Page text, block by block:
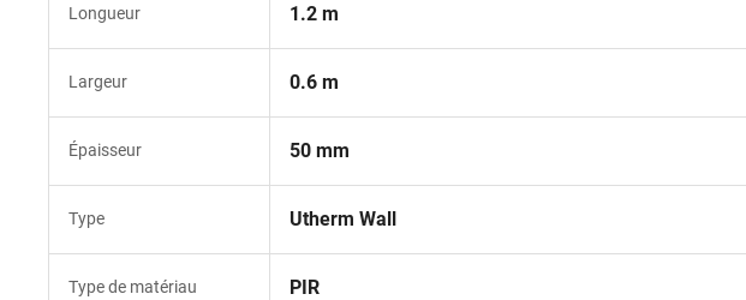
Longueur 1.2 m
Largeur 0.6 m
Épaisseur 50 mm
Type Utherm Wall
Type de matériau PIR